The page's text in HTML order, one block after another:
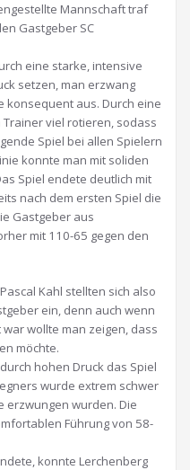
Mannschaft traf
Gastgeber SC
eine starke, intensive
setzen, man erzwang
konsequent aus. Durch eine
viel rotieren, sodass
Spiel bei allen Spielern
konnte man mit soliden
Spiel endete deutlich mit
nach dem ersten Spiel die
Gastgeber aus
mit 110-65 gegen den
Kahl stellten sich also
ein, denn auch wenn
wollte man zeigen, dass
möchte.
hohen Druck das Spiel
wurde extrem schwer
erzwungen wurden. Die
Führung von 58-
konnte Lerchenberg